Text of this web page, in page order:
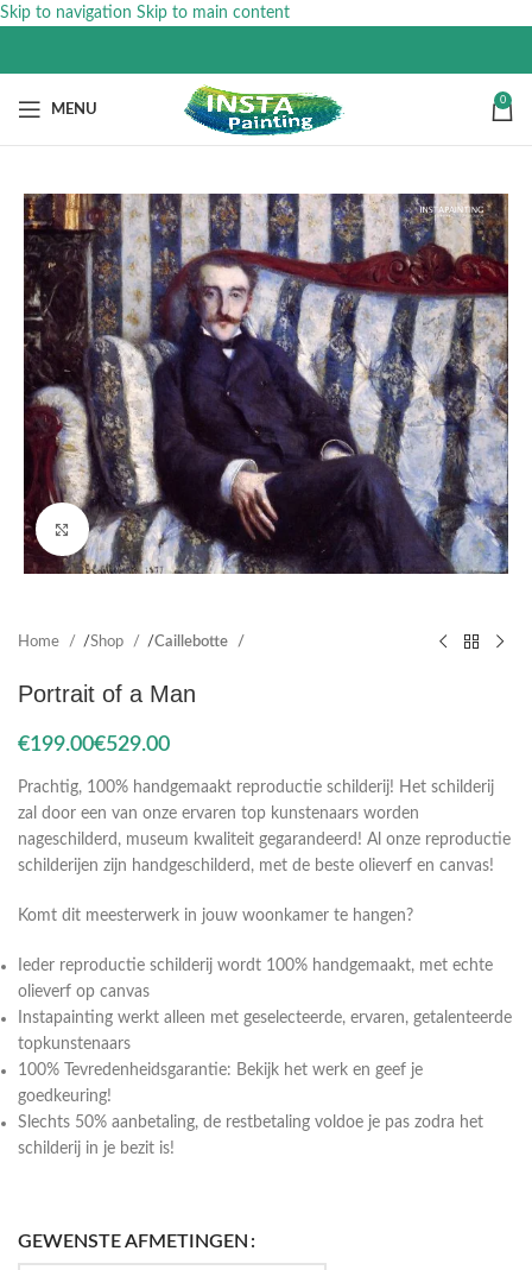
Skip to navigation Skip to main content
MENU
0
Click to enlarge
Home Shop Caillebotte
Portrait of a Man
€ €
Prachtig, 100% handgemaakt reproductie schilderij! Het schilderij
zal door een van onze ervaren top kunstenaars worden
nageschilderd, museum kwaliteit gegarandeerd! Al onze reproductie
schilderijen zijn handgeschilderd, met de beste olieverf en canvas!
Komt dit meesterwerk in jouw woonkamer te hangen?
Ieder reproductie schilderij wordt 100% handgemaakt, met echte
olieverf op canvas
Instapainting werkt alleen met geselecteerde, ervaren, getalenteerde
topkunstenaars
100% Tevredenheidsgarantie: Bekijk het werk en geef je
goedkeuring!
Slechts 50% aanbetaling, de restbetaling voldoe je pas zodra het
schilderij in je bezit is!
GEWENSTE AFMETINGEN